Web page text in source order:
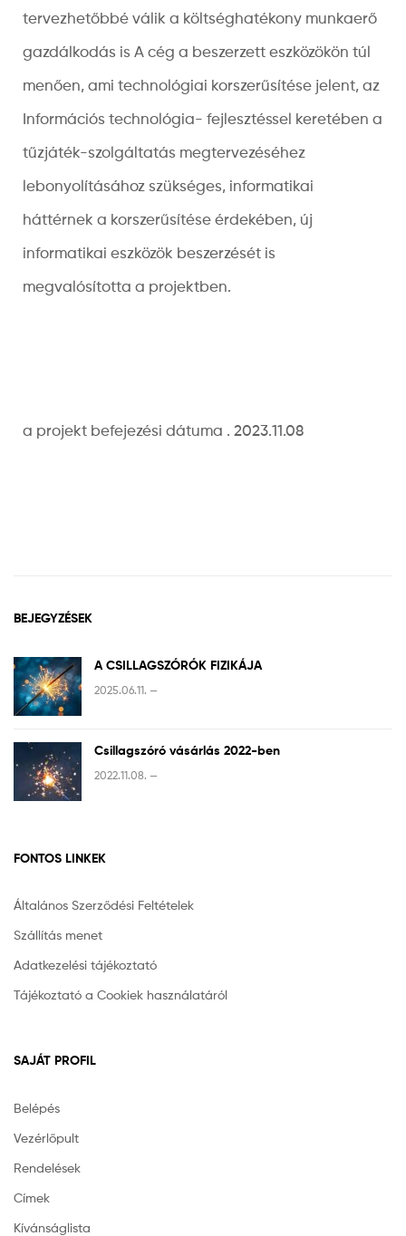
tervezhetőbbé válik a költséghatékony munkaerő
gazdálkodás is A cég a beszerzett eszközökön túl
menően, ami technológiai korszerűsítése jelent, az
Információs technológia- fejlesztéssel keretében a
tűzjáték-szolgáltatás megtervezéséhez
lebonyolításához szükséges, informatikai
háttérnek a korszerűsítése érdekében, új
informatikai eszközök beszerzését is
megvalósította a projektben.
a projekt befejezési dátuma . 2023.11.08
BEJEGYZÉSEK
A CSILLAGSZÓRÓK FIZIKÁJA
2025.06.11. —
Csillagszóró vásárlás 2022-ben
2022.11.08. —
FONTOS LINKEK
Általános Szerződési Feltételek
Szállítás menet
Adatkezelési tájékoztató
Tájékoztató a Cookiek használatáról
SAJÁT PROFIL
Belépés
Vezérlőpult
Rendelések
Címek
Kívánságlista